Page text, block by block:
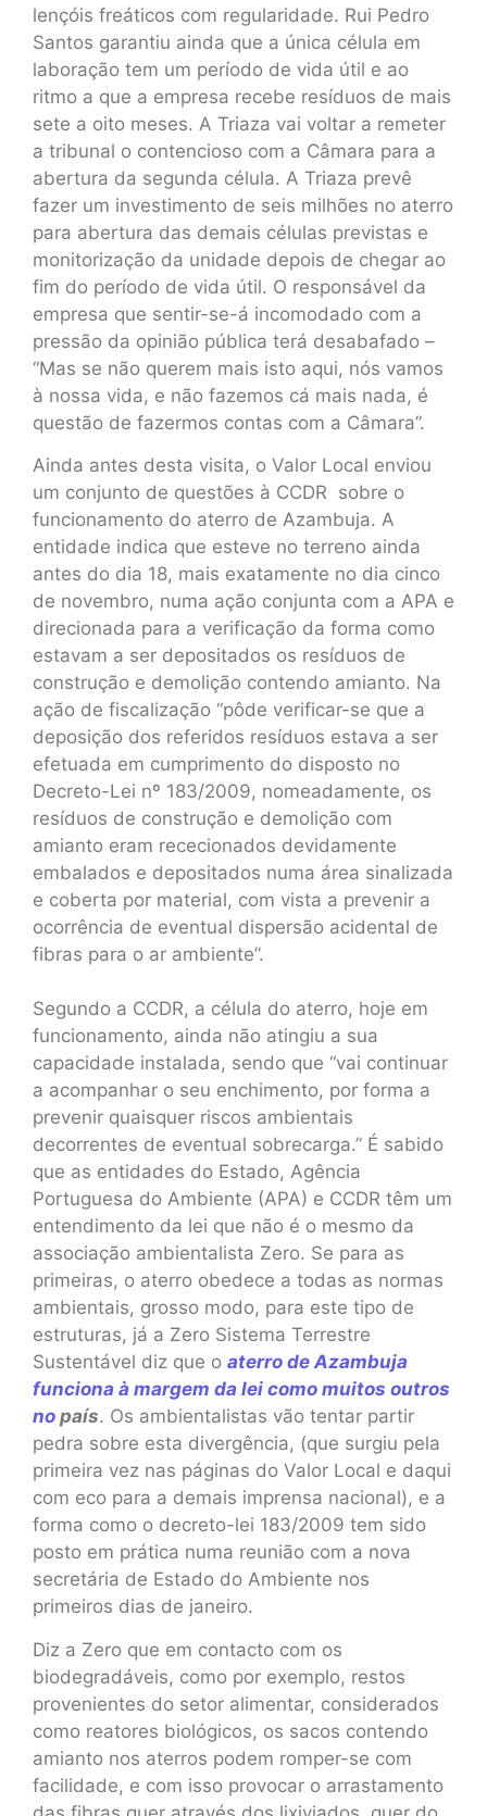
lençóis freáticos com regularidade. Rui Pedro
Santos garantiu ainda que a única célula em
laboração tem um período de vida útil e ao
ritmo a que a empresa recebe resíduos de mais
sete a oito meses. A Triaza vai voltar a remeter
a tribunal o contencioso com a Câmara para a
abertura da segunda célula. A Triaza prevê
fazer um investimento de seis milhões no aterro
para abertura das demais células previstas e
monitorização da unidade depois de chegar ao
fim do período de vida útil. O responsável da
empresa que sentir-se-á incomodado com a
pressão da opinião pública terá desabafado –
“Mas se não querem mais isto aqui, nós vamos
à nossa vida, e não fazemos cá mais nada, é
questão de fazermos contas com a Câmara”.
Ainda antes desta visita, o Valor Local enviou
um conjunto de questões à CCDR sobre o
funcionamento do aterro de Azambuja. A
entidade indica que esteve no terreno ainda
antes do dia 18, mais exatamente no dia cinco
de novembro, numa ação conjunta com a APA e
direcionada para a verificação da forma como
estavam a ser depositados os resíduos de
construção e demolição contendo amianto. Na
ação de fiscalização “pôde verificar-se que a
deposição dos referidos resíduos estava a ser
efetuada em cumprimento do disposto no
Decreto-Lei nº 183/2009, nomeadamente, os
resíduos de construção e demolição com
amianto eram rececionados devidamente
embalados e depositados numa área sinalizada
e coberta por material, com vista a prevenir a
ocorrência de eventual dispersão acidental de
fibras para o ar ambiente”.
Segundo a CCDR, a célula do aterro, hoje em
funcionamento, ainda não atingiu a sua
capacidade instalada, sendo que “vai continuar
a acompanhar o seu enchimento, por forma a
prevenir quaisquer riscos ambientais
decorrentes de eventual sobrecarga.” É sabido
que as entidades do Estado, Agência
Portuguesa do Ambiente (APA) e CCDR têm um
entendimento da lei que não é o mesmo da
associação ambientalista Zero. Se para as
primeiras, o aterro obedece a todas as normas
ambientais, grosso modo, para este tipo de
estruturas, já a Zero Sistema Terrestre
Sustentável diz que o aterro de Azambuja
funciona à margem da lei como muitos outros ​
no país. Os ambientalistas vão tentar partir
pedra sobre esta divergência, (que surgiu pela
primeira vez nas páginas do Valor Local e daqui
com eco para a demais imprensa nacional), e a
forma como o decreto-lei 183/2009 tem sido
posto em prática numa reunião com a nova
secretária de Estado do Ambiente nos
primeiros dias de janeiro.
Diz a Zero que em contacto com os
biodegradáveis, como por exemplo, restos
provenientes do setor alimentar, considerados
como reatores biológicos, os sacos contendo
amianto nos aterros podem romper-se com
facilidade, e com isso provocar o arrastamento